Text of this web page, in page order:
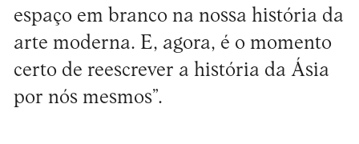
espaço em branco na nossa história da
arte moderna. E, agora, é o momento
certo de reescrever a história da Ásia
por nós mesmos”.